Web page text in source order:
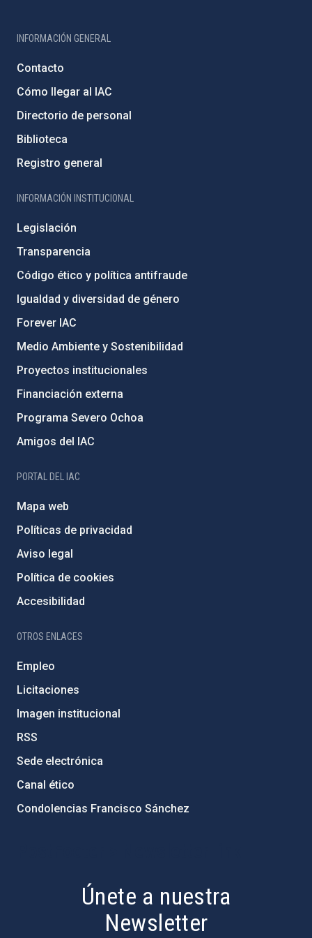
INFORMACIÓN GENERAL
Contacto
Cómo llegar al IAC
Directorio de personal
Biblioteca
Registro general
INFORMACIÓN INSTITUCIONAL
Legislación
Transparencia
Código ético y política antifraude
Igualdad y diversidad de género
Forever IAC
Medio Ambiente y Sostenibilidad
Proyectos institucionales
Financiación externa
Programa Severo Ochoa
Amigos del IAC
PORTAL DEL IAC
Mapa web
Políticas de privacidad
Aviso legal
Política de cookies
Accesibilidad
OTROS ENLACES
Empleo
Licitaciones
Imagen institucional
RSS
Sede electrónica
Canal ético
Condolencias Francisco Sánchez
Únete a nuestra
Newsletter